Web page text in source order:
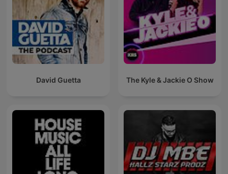
David Guetta The Kyle & Jackie O Show